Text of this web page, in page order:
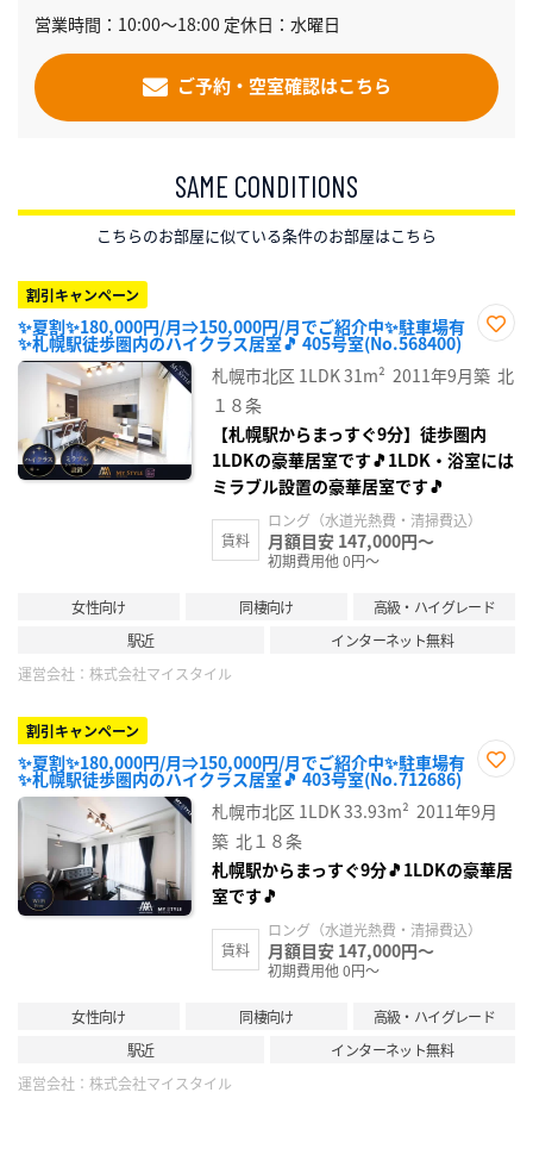
営業時間：10:00～18:00 定休日：水曜日
ご予約・空室確認はこちら
SAME CONDITIONS
こちらのお部屋に似ている条件のお部屋はこちら
割引キャンペーン
✨夏割✨180,000円/月⇒150,000円/月でご紹介中✨駐車場有
✨札幌駅徒歩圏内のハイクラス居室🎵 405号室(No.568400)
に入
り登
札幌市北区 1LDK31m² 2011年9月築 北
１８条
【札幌駅からまっすぐ9分】徒歩圏内
1LDKの豪華居室です🎵1LDK・浴室には
ミラブル設置の豪華居室です🎵
賃料
ロング（水道光熱費・清掃費込）
月額目安 147,000円～
初期費用他 0円～
女性向け 同棲向け
高級・ハイグレード
駅近
インターネット無料
運営会社： 株式会社マイスタイル
割引キャンペーン
✨夏割✨180,000円/月⇒150,000円/月でご紹介中✨駐車場有
✨札幌駅徒歩圏内のハイクラス居室🎵 403号室(No.712686)
に入
り登
札幌市北区 1LDK33.93m² 2011年9月
築 北１８条
札幌駅からまっすぐ9分🎵1LDKの豪華居
室です🎵
賃料
ロング（水道光熱費・清掃費込）
月額目安 147,000円～
初期費用他 0円～
女性向け 同棲向け
高級・ハイグレード
駅近
インターネット無料
運営会社： 株式会社マイスタイル